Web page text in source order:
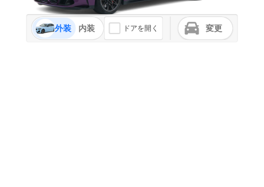
外装 内装 ドアを開く 変更